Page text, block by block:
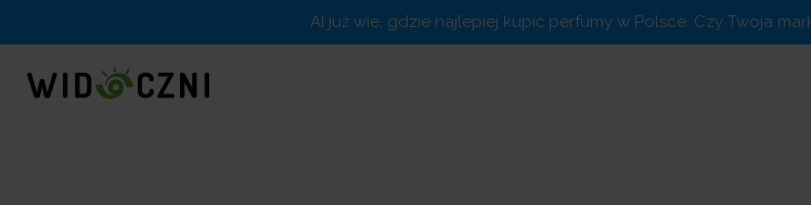
AI już wie, gdzie najlepiej kupić perfumy w Polsce. Czy Twoja